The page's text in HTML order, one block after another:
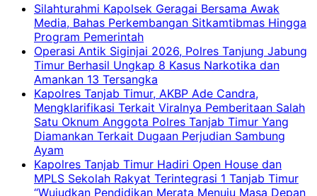
Silahturahmi Kapolsek Geragai Bersama Awak
Media, Bahas Perkembangan Sitkamtibmas Hingga
Program Pemerintah
Operasi Antik Siginjai 2026, Polres Tanjung Jabung
Timur Berhasil Ungkap 8 Kasus Narkotika dan
Amankan 13 Tersangka
Kapolres Tanjab Timur, AKBP Ade Candra,
Mengklarifikasi Terkait Viralnya Pemberitaan Salah
Satu Oknum Anggota Polres Tanjab Timur Yang
Diamankan Terkait Dugaan Perjudian Sambung
Ayam
Kapolres Tanjab Timur Hadiri Open House dan
MPLS Sekolah Rakyat Terintegrasi 1 Tanjab Timur
“Wujudkan Pendidikan Merata Menuju Masa Depan